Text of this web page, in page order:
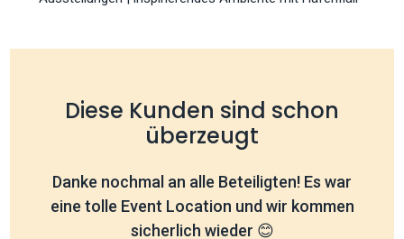
Diese Kunden sind schon
überzeugt
Danke nochmal an alle Beteiligten! Es war
eine tolle Event Location und wir kommen
sicherlich wieder 😊